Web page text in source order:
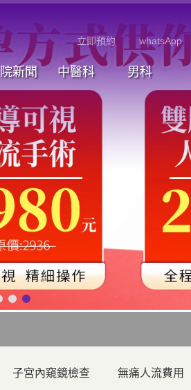
立即預約 whatsApp
新聞 中醫科 男科
子宮內窺鏡檢查 無痛人流費用